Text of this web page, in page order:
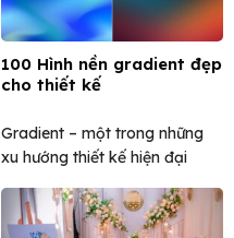
100 Hình nền gradient đẹp
cho thiết kế
Gradient – một trong những
xu hướng thiết kế hiện đại